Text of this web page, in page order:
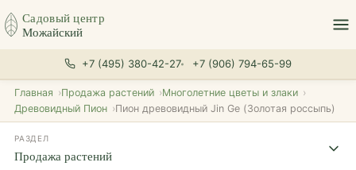
Садовый центр
Можайский
+7 (495) 380-42-27 +7 (906) 794-65-99
Главная Продажа растений
Многолетние цветы и злаки
Древовидный Пион
Пион древовидный Jin Ge (Золотая россыпь)
РАЗДЕЛ
Продажа растений